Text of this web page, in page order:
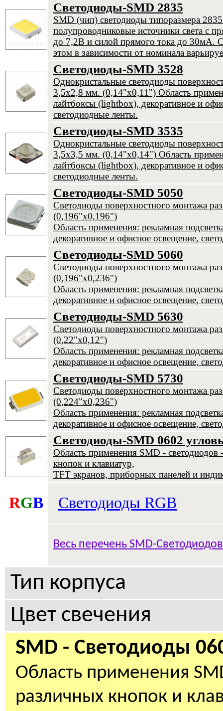
Светодиоды-SMD 2835
SMD (чип) светодиоды типоразмера
полупроводниковые источники света с
до 7,2В и силой прямого тока до 30мА.
этом в зависимости от номинала
Светодиоды-SMD 3528
Однокристальные светодиоды
3,5х2,8 мм. (0,14"х0,11") Область
лайтбоксы (lightbox), декоративное и
светодиодные ленты.
Светодиоды-SMD 3535
Однокристальные светодиоды
3,5х3,5 мм. (0,14"х0,14") Область
лайтбоксы (lightbox), декоративное и
светодиодные ленты.
Светодиоды-SMD 5050
Светодиоды поверхностного монтажа
(0,196"х0,196")
Область применения: рекламная
декоративное и офисное освещение,
Светодиоды-SMD 5060
Светодиоды поверхностного монтажа
(0,196"х0,236")
Область применения: рекламная
декоративное и офисное освещение,
Светодиоды-SMD 5630
Светодиоды поверхностного монтажа
(0,22"х0,12")
Область применения: рекламная
декоративное и офисное освещение,
Светодиоды-SMD 5730
Светодиоды поверхностного монтажа
(0,224"х0,236")
Область применения: рекламная
декоративное и офисное освещение,
Светодиоды-SMD 0602
Область применения SMD - светодиодов
кнопок и клавиатур,
TFT экранов, приборных панелей и
RGB Светодиоды RGB
Весь перечень SMD-Светодиодов
Тип корпуса
Цвет свечения
SMD - Светодиоды
Область применения
различных кнопок и